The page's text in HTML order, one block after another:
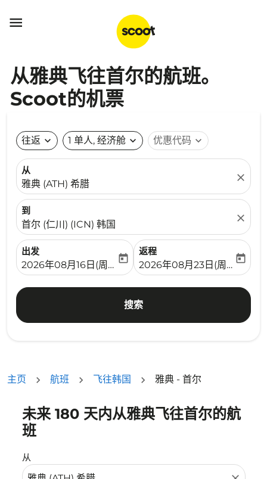

从雅典飞往首尔的航班。
Scoot的机票
往返 expand_more 1 单人, 经济舱 expand_more 优惠代码 expand_more
从
雅典 (ATH) 希腊
close
到
首尔 (仁川) (ICN) 韩国
close
出发
fc-booking-departure-date-aria-label
2026年08月16日(周日)
today
返程
fc-booking-return-date-
2026年08月23日(周日)
today
搜索
主页 航班 飞往韩国 雅典 - 首尔
未来 180 天内从雅典飞往首尔的航
班
从
没有符合您的筛选条件的机票。请调整您的筛选条件。